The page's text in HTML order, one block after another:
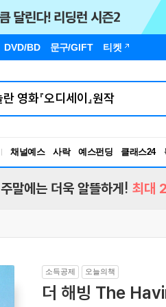
DVD/BD 문구/GIFT 티켓
채널예스 사락 예스펀딩 클래스24
주말에는 더욱 알뜰하게! 최대
소득공제 오늘의책
더 해빙 The